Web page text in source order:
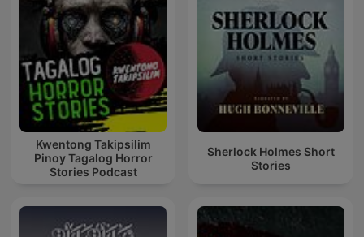
Kwentong Takipsilim
Pinoy Tagalog Horror
Stories Podcast
Sherlock Holmes Short
Stories